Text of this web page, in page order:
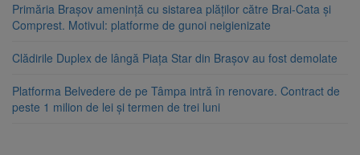
Primăria Brașov amenință cu sistarea plăților către Brai-Cata și
Comprest. Motivul: platforme de gunoi neigienizate
Clădirile Duplex de lângă Piața Star din Brașov au fost demolate
Platforma Belvedere de pe Tâmpa intră în renovare. Contract de
peste 1 milion de lei și termen de trei luni